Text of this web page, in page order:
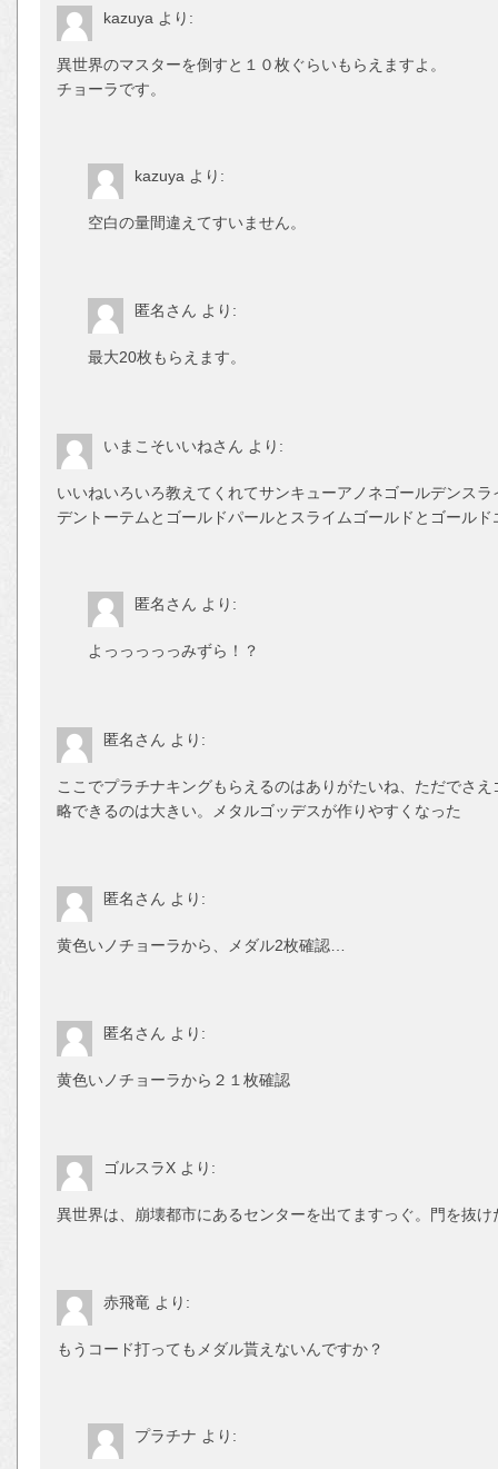
kazuya より:
異世界のマスターを倒すと１０枚ぐらい
チョーラです。
kazuya より:
空白の量間違えてすいません。
匿名さん より:
最大20枚もらえます。
いまこそいいねさん より:
いいねいろいろ教えてくれてサンキューアノネゴールデンス
デントーテムとゴールドパールとスライムゴールドとゴール
匿名さん より:
よっっっっっみずら！？
匿名さん より:
ここでプラチナキングもらえるのはありがたいね、ただでさ
略できるのは大きい。メタルゴッデスが作りやすくなった
匿名さん より:
黄色いノチョーラから、メダル2枚確認…
匿名さん より:
黄色いノチョーラから２１枚確認
ゴルスラX より:
異世界は、崩壊都市にあるセンターを出てますっぐ。門を抜
赤飛竜 より:
もうコード打ってもメダル貰えないんですか？
プラチナ より: